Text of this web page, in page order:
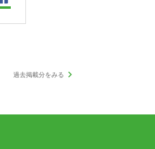
過去掲載分をみる keyboard_arrow_right